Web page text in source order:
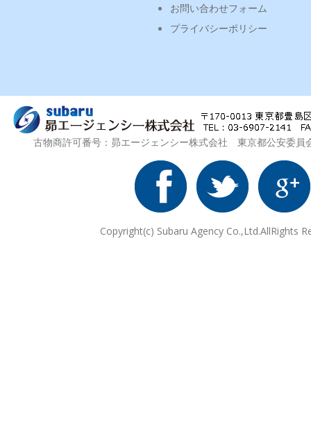
お問い合わせフォーム
プライバシーポリシー
古物商許可番号：昴エージェンシー株式会社 東京都公安委
Copyright(c) Subaru Agency Co.,Ltd.AllRights